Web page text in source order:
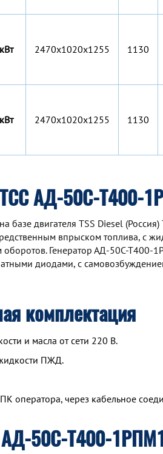
2470x1020x1255 1130
2470x1020x1255 1130
ТСС АД-50С-Т400-
двигателя TSS Diesel
впрыском топлива, с
оборотов. Генератор АД-50С-
диодами, с
комплектация
и масла от сети 220 В.
ПЖД.
оператора, через кабельное
АД-50С-Т400-